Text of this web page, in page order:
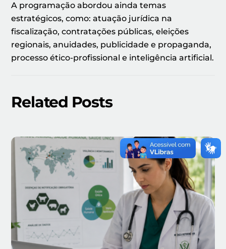
A programação abordou ainda temas
estratégicos, como: atuação jurídica na
fiscalização, contratações públicas, eleições
regionais, anuidades, publicidade e propaganda,
processo ético-profissional e inteligência artificial.
Related Posts